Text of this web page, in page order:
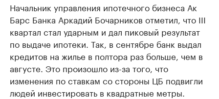
Начальник управления ипотечного бизнеса Ак
Барс Банка Аркадий Бочарников отметил, что III
квартал стал ударным и дал пиковый результат
по выдаче ипотеки. Так, в сентябре банк выдал
кредитов на жилье в полтора раз больше, чем в
августе. Это произошло из-за того, что
изменения по ставкам со стороны ЦБ подвигли
людей инвестировать в квадратные метры.